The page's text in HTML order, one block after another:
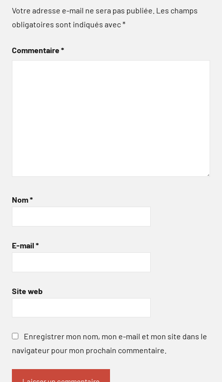
Votre adresse e-mail ne sera pas publiée. Les champs
obligatoires sont indiqués avec*
Commentaire*
Nom*
E-mail *
Site web
Enregistrer mon nom, mon e-mail et mon site dans le
navigateur pour mon prochain commentaire.